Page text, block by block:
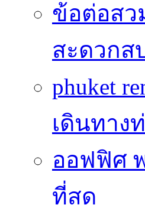
ข้อต่อสว
สะดวกส
phuket
เดินทาง
ออฟฟิศ
ที่สุด